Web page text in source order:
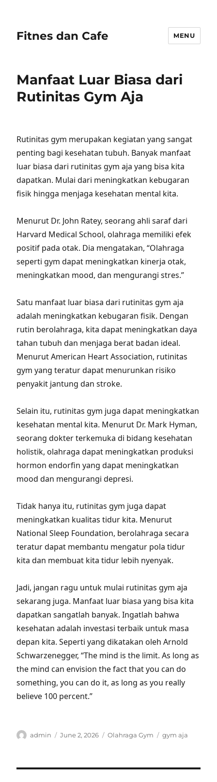
Fitnes dan Cafe MENU
Manfaat Luar Biasa dari
Rutinitas Gym Aja
Rutinitas gym merupakan kegiatan yang sangat
penting bagi kesehatan tubuh. Banyak manfaat
luar biasa dari rutinitas gym aja yang bisa kita
dapatkan. Mulai dari meningkatkan kebugaran
fisik hingga menjaga kesehatan mental kita.
Menurut Dr. John Ratey, seorang ahli saraf dari
Harvard Medical School, olahraga memiliki efek
positif pada otak. Dia mengatakan, “Olahraga
seperti gym dapat meningkatkan kinerja otak,
meningkatkan mood, dan mengurangi stres.”
Satu manfaat luar biasa dari rutinitas gym aja
adalah meningkatkan kebugaran fisik. Dengan
rutin berolahraga, kita dapat meningkatkan daya
tahan tubuh dan menjaga berat badan ideal.
Menurut American Heart Association, rutinitas
gym yang teratur dapat menurunkan risiko
penyakit jantung dan stroke.
Selain itu, rutinitas gym juga dapat meningkatkan
kesehatan mental kita. Menurut Dr. Mark Hyman,
seorang dokter terkemuka di bidang kesehatan
holistik, olahraga dapat meningkatkan produksi
hormon endorfin yang dapat meningkatkan
mood dan mengurangi depresi.
Tidak hanya itu, rutinitas gym juga dapat
meningkatkan kualitas tidur kita. Menurut
National Sleep Foundation, berolahraga secara
teratur dapat membantu mengatur pola tidur
kita dan membuat kita tidur lebih nyenyak.
Jadi, jangan ragu untuk mulai rutinitas gym aja
sekarang juga. Manfaat luar biasa yang bisa kita
dapatkan sangatlah banyak. Ingatlah bahwa
kesehatan adalah investasi terbaik untuk masa
depan kita. Seperti yang dikatakan oleh Arnold
Schwarzenegger, “The mind is the limit. As long as
the mind can envision the fact that you can do
something, you can do it, as long as you really
believe 100 percent.”
Author
admin
Posted
June 2, 2026 Categories
Olahraga Gym Tags
gym aja